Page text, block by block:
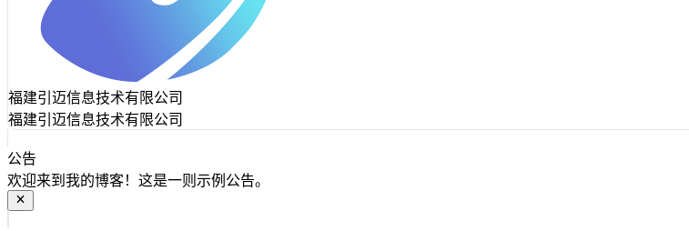
福建引迈信息技术有限公司
福建引迈信息技术有限公司
公告
欢迎来到我的博客！这是一则示例公告。